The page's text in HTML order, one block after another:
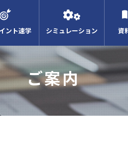
ント速学 シミュレーション 資
ご案内